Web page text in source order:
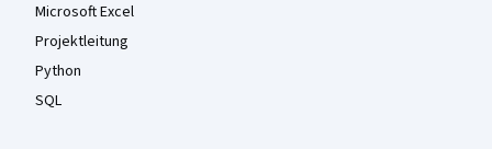
Microsoft Excel
Projektleitung
Python
SQL